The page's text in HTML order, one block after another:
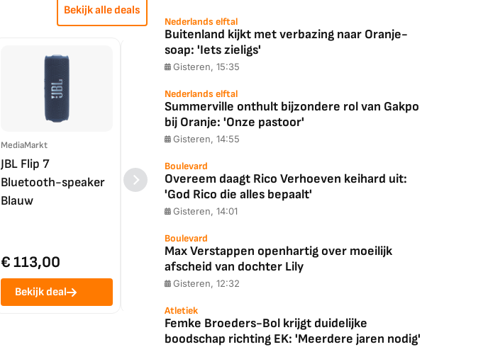
Bekijk alle deals
MediaMarkt
JBL Flip 7
Bluetooth-speaker
Blauw
€ 113,00
Bekijk deal
LG OLED55C56LB
4K TV (2025)
€ 1.088,00
Ultimate Zwart
€ 1.179,00
4K
€ 89,00
Nederlands elftal
Buitenland kijkt met verbazing naar Oranje-
soap: 'Iets zieligs'
Gisteren, 15:35
Nederlands elftal
Summerville onthult bijzondere rol van Gakpo
bij Oranje: 'Onze pastoor'
Gisteren, 14:55
Boulevard
Overeem daagt Rico Verhoeven keihard uit:
'God Rico die alles bepaalt'
Gisteren, 14:01
Boulevard
Max Verstappen openhartig over moeilijk
afscheid van dochter Lily
Gisteren, 12:32
Atletiek
Femke Broeders-Bol krijgt duidelijke
boodschap richting EK: 'Meerdere jaren nodig'